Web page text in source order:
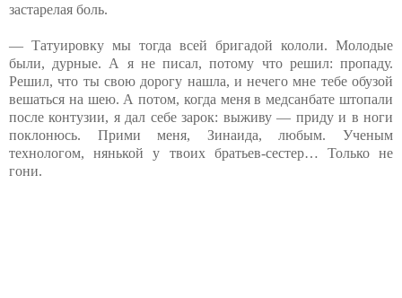
застарелая боль.
— Татуировку мы тогда всей бригадой кололи. Молодые
были, дурные. А я не писал, потому что решил: пропаду.
Решил, что ты свою дорогу нашла, и нечего мне тебе обузой
вешаться на шею. А потом, когда меня в медсанбате штопали
после контузии, я дал себе зарок: выживу — приду и в ноги
поклонюсь. Прими меня, Зинаида, любым. Ученым
технологом, нянькой у твоих братьев-сестер… Только не
гони.